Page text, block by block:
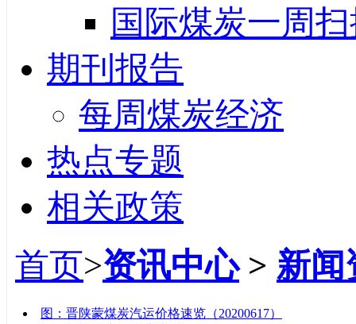
国际煤炭一周
期刊报告
每周煤炭经济
热点专题
相关政策
首页>资讯中心> 新闻
图：晋陕蒙煤炭汽运价格速览（20200617）